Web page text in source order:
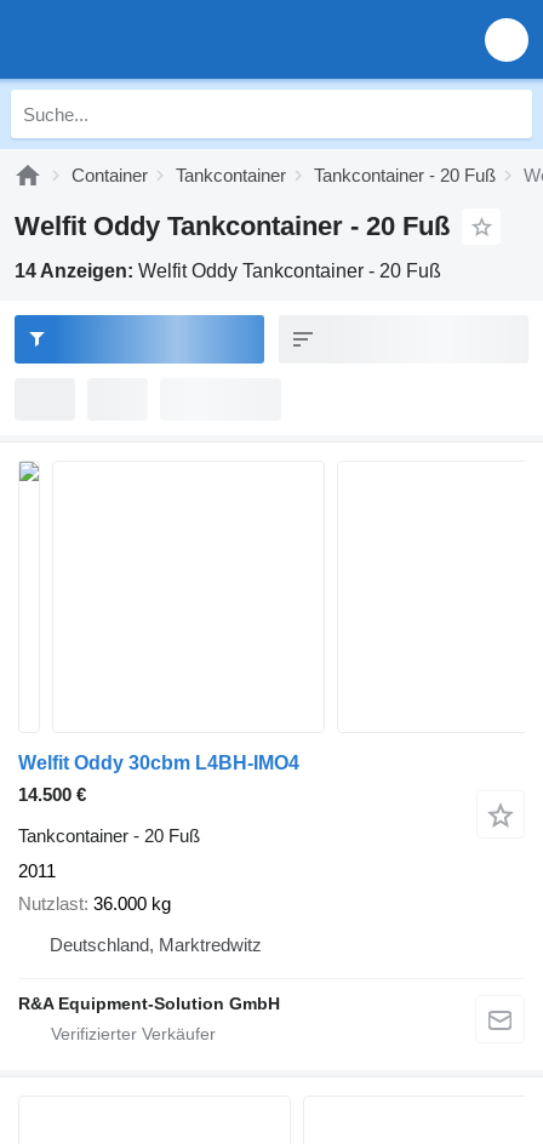
Container Tankcontainer Tankcontainer - 20 Fuß
Welfit Oddy Tankcontainer - 20 Fuß
14 Anzeigen: Welfit Oddy Tankcontainer - 20 Fuß
Welfit Oddy 30cbm L4BH-IMO4
14.500 €
Tankcontainer - 20 Fuß
2011
Nutzlast 36.000 kg
Deutschland, Marktredwitz
R&A Equipment-Solution GmbH